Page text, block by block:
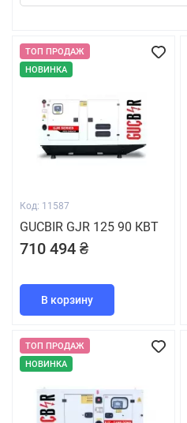
ТОП ПРОДАЖ
НОВИНКА
Код: 11587
GUCBIR GJR 125 90 КВТ
710 494 ₴
В корзину
ТОП ПРОДАЖ
НОВИНКА